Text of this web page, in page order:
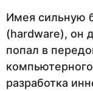
Имея сильную
(hardware), он
попал в
разработка